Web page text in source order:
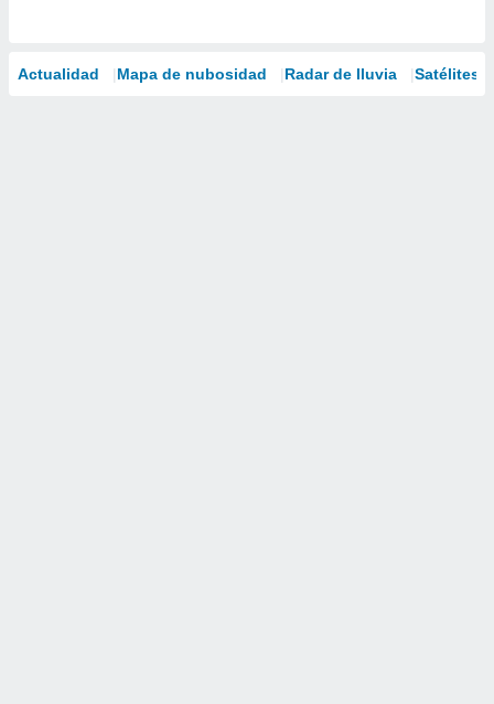
Actualidad Mapa de nubosidad Radar de lluvia Satélites